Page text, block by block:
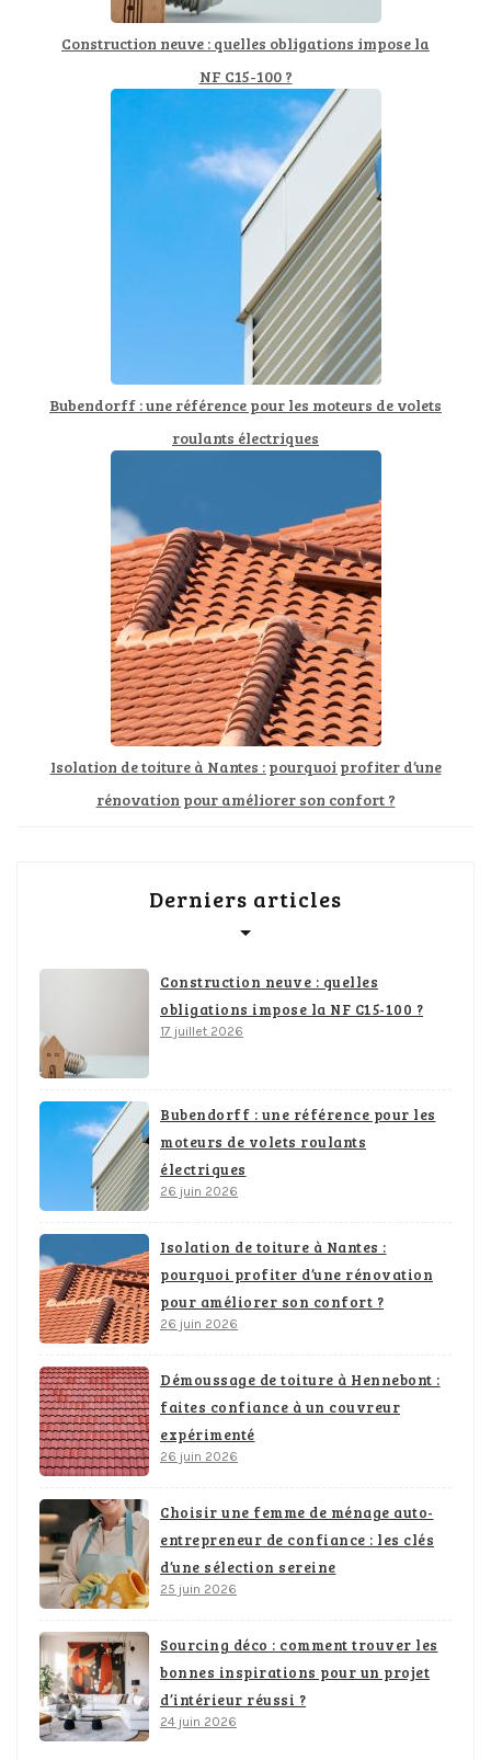
Construction neuve : quelles obligations impose la
NF C15-100 ?
Bubendorff : une référence pour les moteurs de volets
roulants électriques
Isolation de toiture à Nantes : pourquoi profiter d’une
rénovation pour améliorer son confort ?
Derniers articles
Construction neuve : quelles
obligations impose la NF C15-100 ?
17 juillet 2026
Bubendorff : une référence pour les
moteurs de volets roulants
électriques
26 juin 2026
Isolation de toiture à Nantes :
pourquoi profiter d’une rénovation
pour améliorer son confort ?
26 juin 2026
Démoussage de toiture à Hennebont :
faites confiance à un couvreur
expérimenté
26 juin 2026
Choisir une femme de ménage auto-
entrepreneur de confiance : les clés
d’une sélection sereine
25 juin 2026
Sourcing déco : comment trouver les
bonnes inspirations pour un projet
d’intérieur réussi ?
24 juin 2026